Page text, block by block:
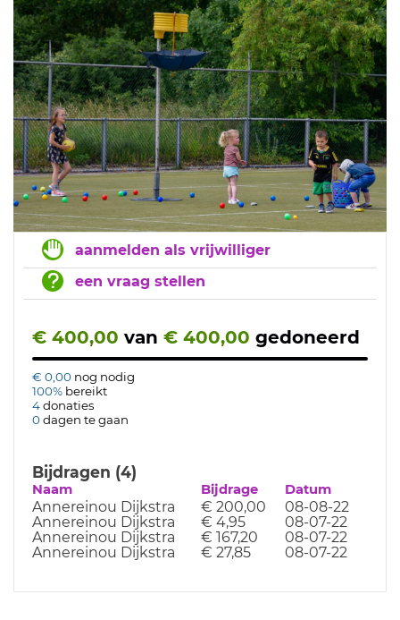
aanmelden als vrijwilliger
een vraag stellen
€ 400,00 van € 400,00 gedoneerd
€ 0,00 nog nodig
100% bereikt
4donaties
0dagen te gaan
Bijdragen (4)
Naam Bijdrage Datum
Annereinou Dijkstra € 200,00
08-08-22
Annereinou Dijkstra
€ 4,95
08-07-22
Annereinou Dijkstra
€ 167,20
08-07-22
Annereinou Dijkstra
€ 27,85 08-07-22